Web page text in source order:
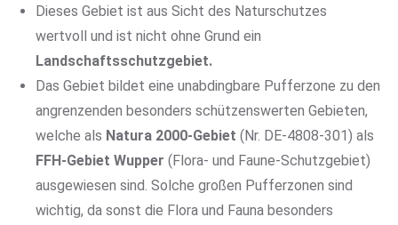
Dieses Gebiet ist aus Sicht des Naturschutzes
wertvoll und ist nicht ohne Grund ein
Landschaftsschutzgebiet.
Das Gebiet bildet eine unabdingbare Pufferzone zu den
angrenzenden besonders schützenswerten Gebieten,
welche als Natura 2000-Gebiet (Nr. DE-4808-301) als
FFH-Gebiet Wupper (Flora- und Faune-Schutzgebiet)
ausgewiesen sind. Solche großen Pufferzonen sind
wichtig, da sonst die Flora und Fauna besonders